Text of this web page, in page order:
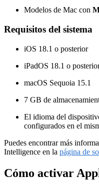
Modelos de Mac con
Requisitos del sistema
iOS 18.1 o posterior
iPadOS 18.1 o
macOS Sequoia 15.1
7 GB de
El idioma del
configurados en el
Puedes encontrar más
Intelligence en la página de
Cómo activar